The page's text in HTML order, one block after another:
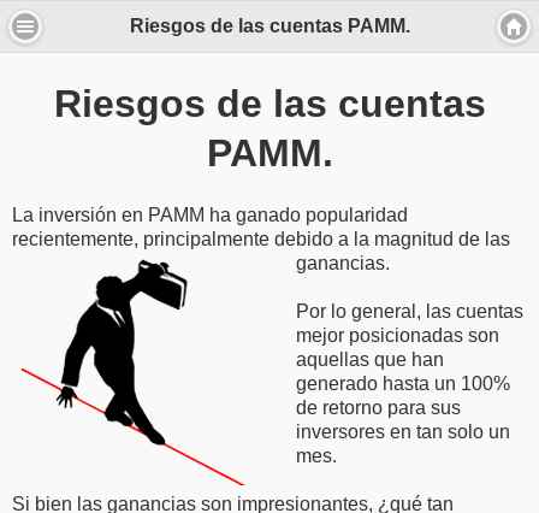
Riesgos de las cuentas PAMM.
Riesgos de las cuentas
PAMM.
La inversión en PAMM ha ganado popularidad
recientemente, principalmente debido a la magnitud de las
ganancias.
Por lo general, las cuentas
mejor posicionadas son
aquellas que han
generado hasta un 100%
de retorno para sus
inversores en tan solo un
mes.
Si bien las ganancias son impresionantes, ¿qué tan